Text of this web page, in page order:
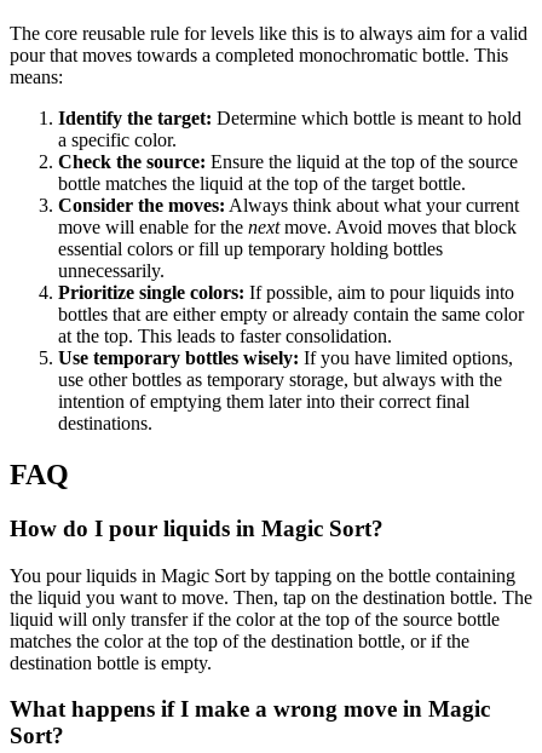
The core reusable rule for levels like this is to always aim for a valid
pour that moves towards a completed monochromatic bottle. This
means:
Identify the target: Determine which bottle is meant to hold
a specific color.
Check the source: Ensure the liquid at the top of the source
bottle matches the liquid at the top of the target bottle.
Consider the moves: Always think about what your current
move will enable for the nextmove. Avoid moves that block
essential colors or fill up temporary holding bottles
unnecessarily.
Prioritize single colors: If possible, aim to pour liquids into
bottles that are either empty or already contain the same color
at the top. This leads to faster consolidation.
Use temporary bottles wisely: If you have limited options,
use other bottles as temporary storage, but always with the
intention of emptying them later into their correct final
destinations.
FAQ
How do I pour liquids in Magic Sort?
You pour liquids in Magic Sort by tapping on the bottle containing
the liquid you want to move. Then, tap on the destination bottle. The
liquid will only transfer if the color at the top of the source bottle
matches the color at the top of the destination bottle, or if the
destination bottle is empty.
What happens if I make a wrong move in Magic
Sort?